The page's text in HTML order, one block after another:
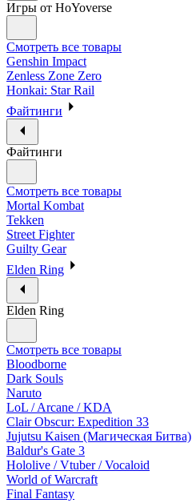
Игры от HoYoverse
Смотреть все товары
Genshin Impact
Zenless Zone Zero
Honkai: Star Rail
Файтинги
Файтинги
Смотреть все товары
Mortal Kombat
Tekken
Street Fighter
Guilty Gear
Elden Ring
Elden Ring
Смотреть все товары
Bloodborne
Dark Souls
Naruto
LoL / Arcane / KDA
Clair Obscur: Expedition 33
Jujutsu Kaisen (Магическая Битва)
Baldur's Gate 3
Hololive / Vtuber / Vocaloid
World of Warcraft
Final Fantasy